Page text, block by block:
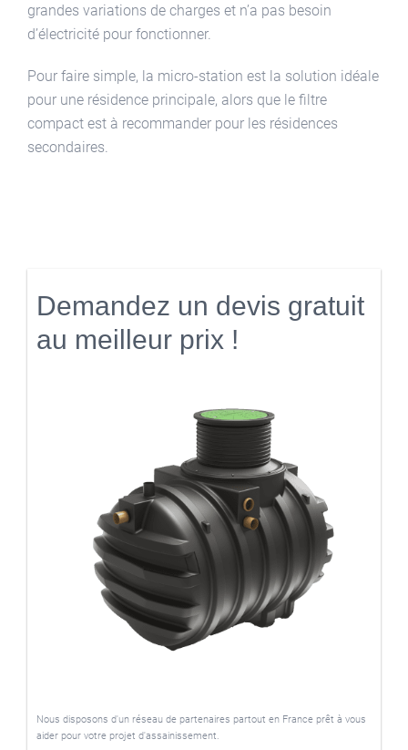
grandes variations de charges et n’a pas besoin
d’électricité pour fonctionner.
Pour faire simple, la micro-station est la solution idéale
pour une résidence principale, alors que le filtre
compact est à recommander pour les résidences
secondaires.
Demandez un devis gratuit
au meilleur prix !
Nous disposons d'un réseau de partenaires partout en France prêt à vous
aider pour votre projet d'assainissement.